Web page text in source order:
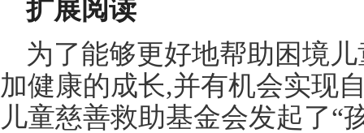
扩展阅读
为了能够更好地帮助困境
加健康的成长,并有机会实现
儿童慈善救助基金会发起了“